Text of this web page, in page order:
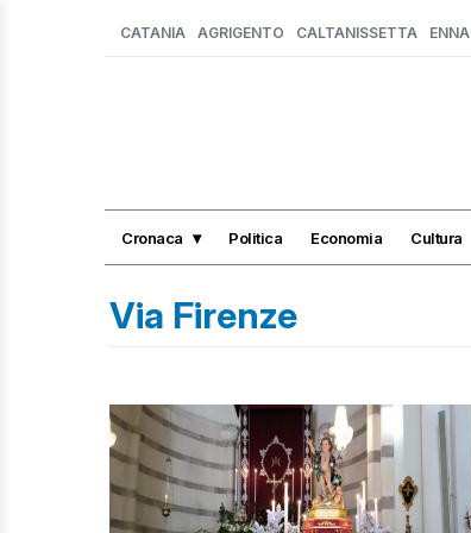
CATANIA AGRIGENTO CALTANISSETTA ENNA
Cronaca Politica Economia Cultura
Via Firenze